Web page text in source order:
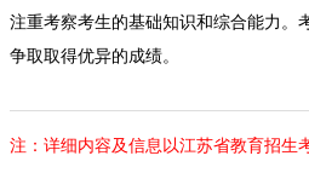
注重考察考生的基础知识和综合能力。
争取取得优异的成绩。
注：详细内容及信息以江苏省教育招生